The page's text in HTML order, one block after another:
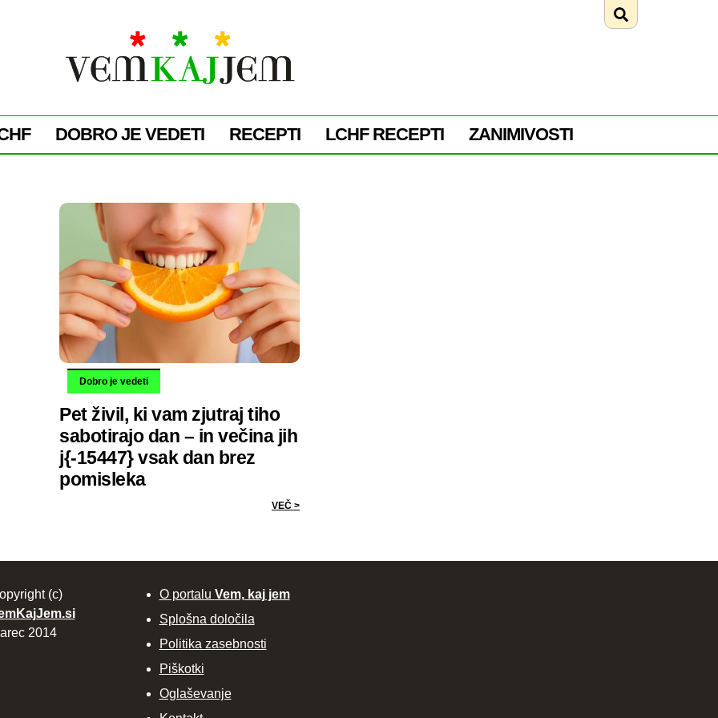
DOBRO JE VEDETI RECEPTI LCHF RECEPTI ZANIMIVOSTI
Dobro je vedeti
Pet živil, ki vam zjutraj tiho
sabotirajo dan – in večina jih
j{-15447} vsak dan brez
pomisleka
VEČ >
(c)
2014
O portalu Vem, kaj jem
Splošna določila
Politika zasebnosti
Piškotki
Oglaševanje